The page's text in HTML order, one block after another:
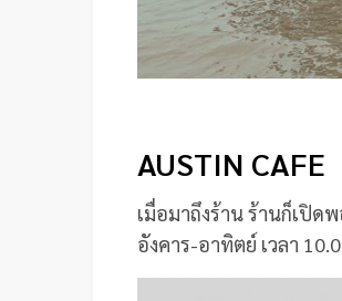
AUSTIN CAFE
เมื่อมาถึงร้าน ร้านก็เปิ
อังคาร-อาทิตย์ เวลา